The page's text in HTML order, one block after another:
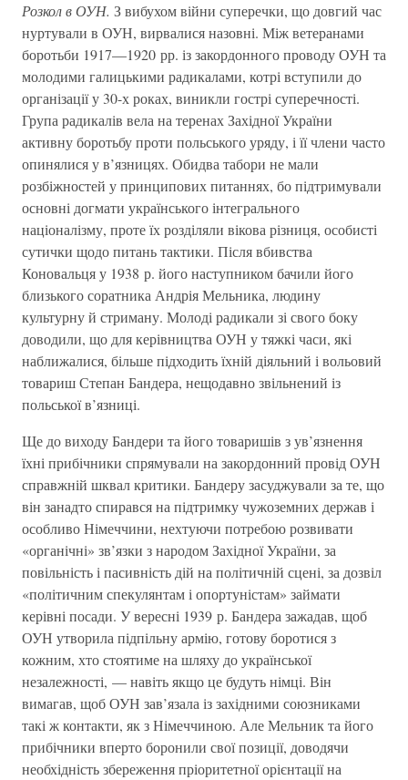
Розкол в ОУН. З вибухом війни суперечки, що довгий час
нуртували в ОУН, вирвалися назовні. Між ветеранами
боротьби 1917—1920 рр. із закордонного проводу ОУН та
молодими галицькими радикалами, котрі вступили до
організації у 30-х роках, виникли гострі суперечності.
Група радикалів вела на теренах Західної України
активну боротьбу проти польського уряду, і її члени часто
опинялися у в’язницях. Обидва табори не мали
розбіжностей у принципових питаннях, бо підтримували
основні догмати українського інтегрального
націоналізму, проте їх розділяли вікова різниця, особисті
сутички щодо питань тактики. Після вбивства
Коновальця у 1938 р. його наступником бачили його
близького соратника Андрія Мельника, людину
культурну й стриману. Молоді радикали зі свого боку
доводили, що для керівництва ОУН у тяжкі часи, які
наближалися, більше підходить їхній діяльний і вольовий
товариш Степан Бандера, нещодавно звільнений із
польської в’язниці.
Ще до виходу Бандери та його товаришів з ув’язнення
їхні прибічники спрямували на закордонний провід ОУН
справжній шквал критики. Бандеру засуджували за те, що
він занадто спирався на підтримку чужоземних держав і
особливо Німеччини, нехтуючи потребою розвивати
«органічні» зв’язки з народом Західної України, за
повільність і пасивність дій на політичній сцені, за дозвіл
«політичним спекулянтам і опортуністам» займати
керівні посади. У вересні 1939 р. Бандера зажадав, щоб
ОУН утворила підпільну армію, готову боротися з
кожним, хто стоятиме на шляху до української
незалежності, — навіть якщо це будуть німці. Він
вимагав, щоб ОУН зав’язала із західними союзниками
такі ж контакти, як з Німеччиною. Але Мельник та його
прибічники вперто боронили свої позиції, доводячи
необхідність збереження пріоритетної орієнтації на